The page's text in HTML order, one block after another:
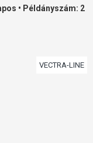
• Példányszám: 2
VECTRA-LINE